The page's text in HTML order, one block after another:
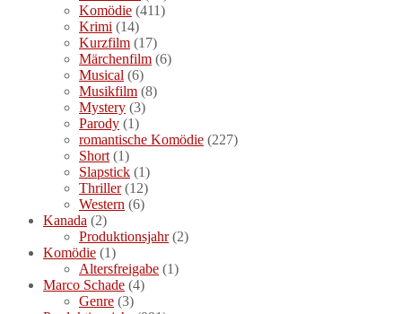
Komödie (411)
Krimi (14)
Kurzfilm (17)
Märchenfilm (6)
Musical (6)
Musikfilm (8)
Mystery (3)
Parody (1)
romantische Komödie (227)
Short (1)
Slapstick (1)
Thriller(12)
Western (6)
Kanada (2)
Produktionsjahr(2)
Komödie (1)
Altersfreigabe (1)
Marco Schade (4)
Genre (3)